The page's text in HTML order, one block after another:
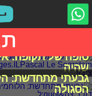
סופה של תקופה:
שהיה
גבעתי מתחדשת:
הסגולה